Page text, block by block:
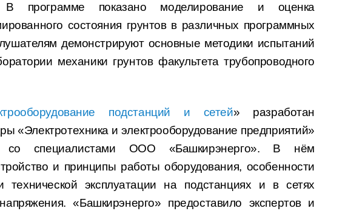
В программе показано моделирование и оценка
состояния грунтов в различных программных
демонстрируют основные методики испытаний
механики грунтов факультета трубопроводного
подстанций и сетей» разработан
«Электротехника и электрооборудование предприятий»
со специалистами ООО «Башкирэнерго». В нём
и принципы работы оборудования, особенности
технической эксплуатации на подстанциях и в сетях
«Башкирэнерго» предоставило экспертов и